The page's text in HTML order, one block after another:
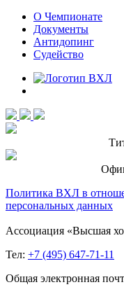
О Чемпионате
Документы
Антидопинг
Судейство
Политика ВХЛ в
персональных данных
Ассоциация «Высшая
Тел: +7 (495) 647-71-11
Общая электронная